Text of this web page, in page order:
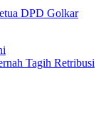
DPD Golkar
Tagih Retribusi